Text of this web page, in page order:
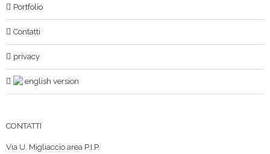
Portfolio
Contatti
privacy
english version
CONTATTI
Via U. Migliaccio area P.I.P.